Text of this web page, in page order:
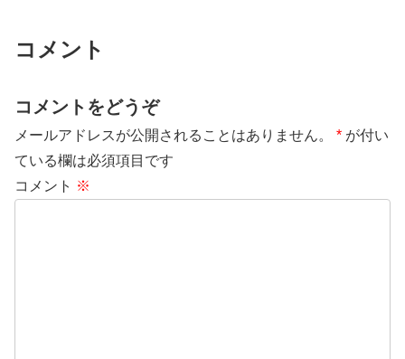
コメント
コメントをどうぞ
メールアドレスが公開されることはありません。 * が付い
ている欄は必須項目です
コメント ※